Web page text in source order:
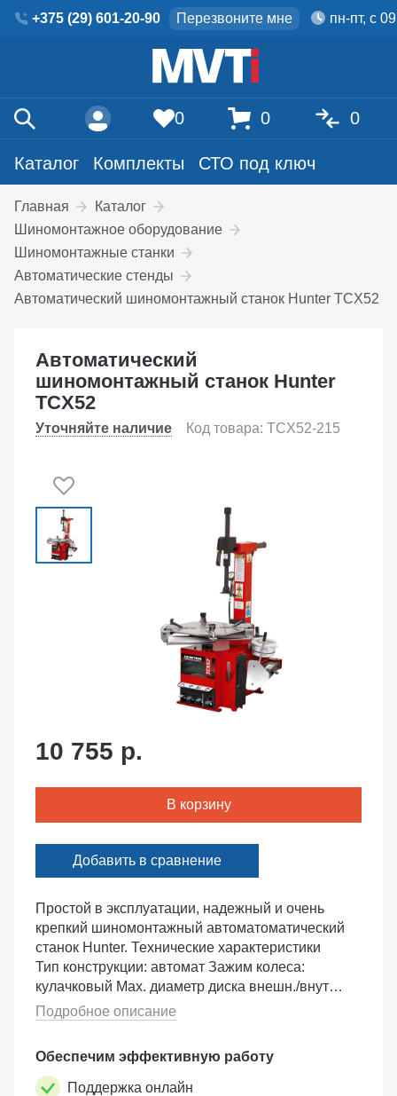
+375 (29) 601-20-90 Перезвоните мне пн-пт, с
Каталог Комплекты СТО под ключ
0 0 0
Главная
Каталог
Шиномонтажное оборудование
Шиномонтажные станки
Автоматические стенды
Автоматический шиномонтажный станок Hunter TCX52
Автоматический
шиномонтажный станок Hunter
TCX52
Уточняйте наличие Код товара: TCX52-215
Простой в эксплуатации, надежный и очень
крепкий шиномонтажный автоматоматический
станок Hunter. Технические характеристики
Тип конструкции: автомат Зажим колеса:
кулачковый Max. диаметр диска внешн./внутр.:
22/25 дюйма Макс. ширина колес...
Подробное описание
Обеспечим эффективную работу
Поддержка онлайн
10 755 р.
В корзину
Добавить в сравнение